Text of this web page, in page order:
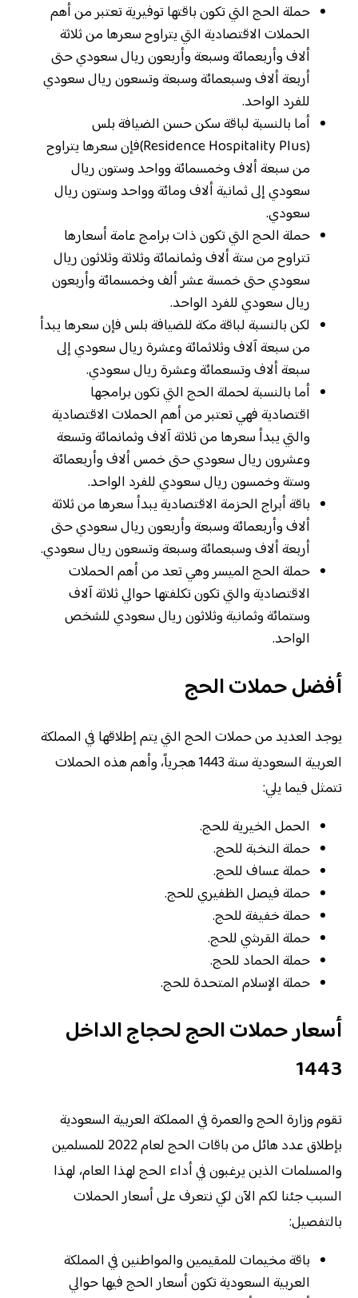
حملة الحج التي تكون باقتها توفيرية تعتبر من أهم
الحملات الاقتصادية التي يتراوح سعرها من ثلاثة
ألاف وأربعمائة وسبعة وأربعون ريال سعودي حتى
أربعة ألاف وسبعمائة وسبعة وتسعون ريال سعودي
للفرد الواحد.
أما بالنسبة لباقة سكن حسن الضيافة بلس
(Residence Hospitality Plus)فإن سعرها يتراوح
من سبعة ألاف وخمسمائة وواحد وستون ريال
سعودي إلى ثمانية ألاف ومائة وواحد وستون ريال
سعودي.
حملة الحج التي تكون ذات برامج عامة أسعارها
تتراوح من ستة ألاف وثمانمائة وثلاثة وثلاثون ريال
سعودي حتى خمسة عشر ألف وخمسمائة وأربعون
ريال سعودي للفرد الواحد.
لكن بالنسبة لباقة مكة للضيافة بلس فإن سعرها يبدأ
من سبعة آلاف وثلاثمائة وعشرة ريال سعودي إلى
سبعة ألاف وتسعمائة وعشرة ريال سعودي.
أما بالنسبة لحملة الحج التي تكون برامجها
اقتصادية فهي تعتبر من أهم الحملات الاقتصادية
والتي يبدأ سعرها من ثلاثة آلاف وثمانمائة وتسعة
وعشرون ريال سعودي حتى خمس ألاف وأربعمائة
وستة وخمسون ريال سعودي للفرد الواحد.
باقة أبراج الحزمة الاقتصادية يبدأ سعرها من ثلاثة
ألاف وأربعمائة وسبعة وأربعون ريال سعودي حتى
أربعة ألاف وسبعمائة وسبعة وتسعون ريال سعودي.
حملة الحج الميسر وهي تعد من أهم الحملات
الاقتصادية والتي تكون تكلفتها حوالي ثلاثة آلاف
وستمائة وثمانية وثلاثون ريال سعودي للشخص
الواحد.
أفضل حملات الحج
يوجد العديد من حملات الحج التي يتم إطلاقها في المملكة
العربية السعودية سنة 1443 هجرياً، وأهم هذه الحملات
تتمثل فيما يلي:
الحمل الخيرية للحج.
حملة النخبة للحج.
حملة عساف للحج.
حملة فيصل الظفيري للحج.
حملة خفيفة للحج.
حملة القرشي للحج.
حملة الحماد للحج.
حملة الإسلام المتحدة للحج.
أسعار حملات الحج لحجاج الداخل
1443
تقوم وزارة الحج والعمرة في المملكة العربية السعودية
بإطلاق عدد هائل من باقات الحج لعام 2022 للمسلمين
والمسلمات الذين يرغبون في أداء الحج لهذا العام، لهذا
السبب جئنا لكم الآن لكي نتعرف على أسعار الحملات
بالتفصيل:
باقة مخيمات للمقيمين والمواطنين في المملكة
العربية السعودية تكون أسعار الحج فيها حوالي